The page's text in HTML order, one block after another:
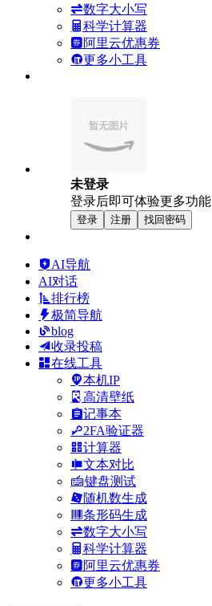
数字大小写
科学计算器
阿里云优惠券
更多小工具
未登录
登录后即可体验更多功能
登录 注册 找回密码
AI导航
AI对话
排行榜
极简导航
blog
收录投稿
在线工具
本机IP
高清壁纸
记事本
2FA验证器
计算器
文本对比
键盘测试
随机数生成
条形码生成
数字大小写
科学计算器
阿里云优惠券
更多小工具